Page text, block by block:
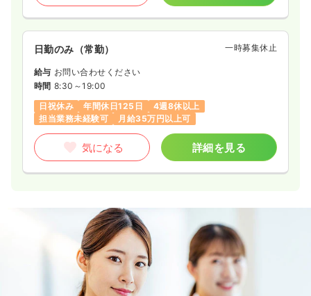
日勤のみ（常勤） 一時募集休止
給与 お問い合わせください
時間 8:30～19:00
日祝休み
年間休日125日
4週8休以上
担当業務未経験可
月給35万円以上可
気になる 詳細を見る